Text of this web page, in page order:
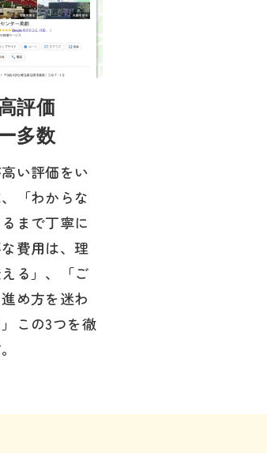
評価
多数
い評価をい
「わからな
まで丁寧に
費用は、理
る」、「ご
め方を迷わ
この3つを徹